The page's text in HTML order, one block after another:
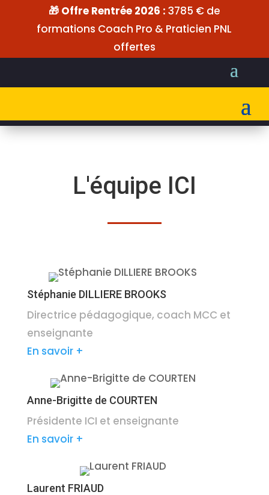
🎁 Offre Rentrée 2026 : 3785 € de
formations Coach Pro & Praticien PNL
offertes
L'équipe ICI
Stéphanie DILLIERE BROOKS
Directrice pédagogique, coach MCC et
enseignante
En savoir +
Anne-Brigitte de COURTEN
Présidente ICI et enseignante
En savoir +
Laurent FRIAUD